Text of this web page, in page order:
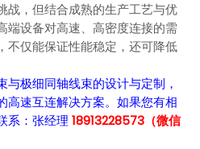
战，但结合成熟的生产工艺与优
端设备对高速、高密度连接的需
不仅能保证性能稳定，还可降低
极细同轴线束的设计与定制，
高速互连解决方案。如果您有相
系：张经理18913228573（微信